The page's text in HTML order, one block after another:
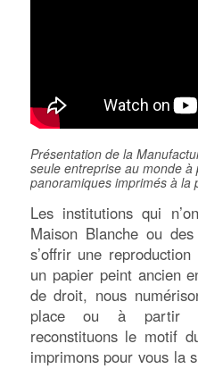
Présentation de la
seule entreprise au monde
panoramiques imprimés à la
Les institutions qui
Maison Blanche ou
s’offrir une reproduction
un papier peint ancien
de droit, nous
place ou à partir
reconstituons le motif
imprimons pour vous la